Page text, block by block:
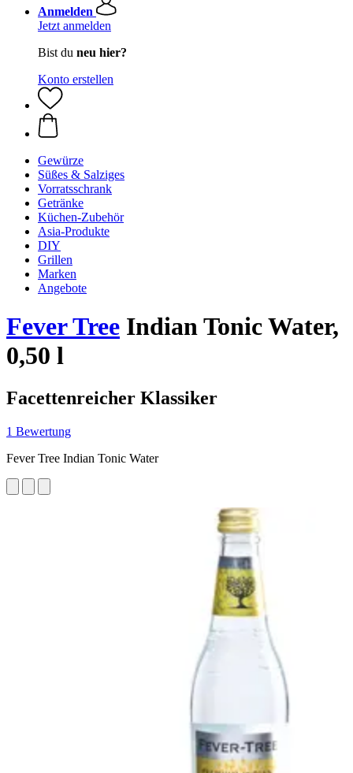
Anmelden
Jetzt anmelden
Bist du neu hier?
Konto erstellen
Gewürze
Süßes & Salziges
Vorratsschrank
Getränke
Küchen-Zubehör
Asia-Produkte
DIY
Grillen
Marken
Angebote
Fever Tree Indian Tonic Water,
0,50 l
Facettenreicher Klassiker
1 Bewertung
Fever Tree Indian Tonic Water